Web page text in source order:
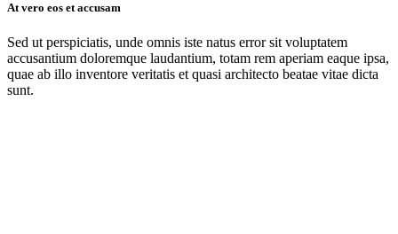
At vero eos et accusam
Sed ut perspiciatis, unde omnis iste natus error sit voluptatem
accusantium doloremque laudantium, totam rem aperiam eaque ipsa,
quae ab illo inventore veritatis et quasi architecto beatae vitae dicta
sunt.